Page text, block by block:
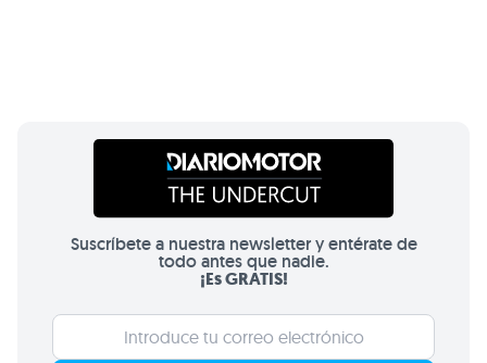
Suscríbete a nuestra newsletter y entérate de
todo antes que nadie.
¡Es GRATIS!